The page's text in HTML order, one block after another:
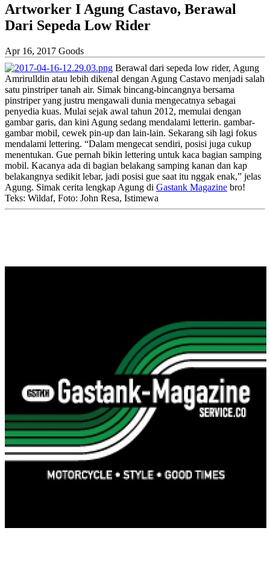
Artworker I Agung Castavo, Berawal
Dari Sepeda Low Rider
Apr 16, 2017 Goods
Berawal dari sepeda low rider, Agung
Amrirulldin atau lebih dikenal dengan Agung Castavo menjadi salah
satu pinstriper tanah air. Simak bincang-bincangnya bersama
pinstriper yang justru mengawali dunia mengecatnya sebagai
penyedia kuas. Mulai sejak awal tahun 2012, memulai dengan
gambar garis, dan kini Agung sedang mendalami letterin. gambar-
gambar mobil, cewek pin-up dan lain-lain. Sekarang sih lagi fokus
mendalami lettering. “Dalam mengecat sendiri, posisi juga cukup
menentukan. Gue pernah bikin lettering untuk kaca bagian samping
mobil. Kacanya ada di bagian belakang samping kanan dan kap
belakangnya sedikit lebar, jadi posisi gue saat itu nggak enak,” jelas
Agung. Simak cerita lengkap Agung di Gastank Magazine bro!
Teks: Wildaf, Foto: John Resa, Istimewa